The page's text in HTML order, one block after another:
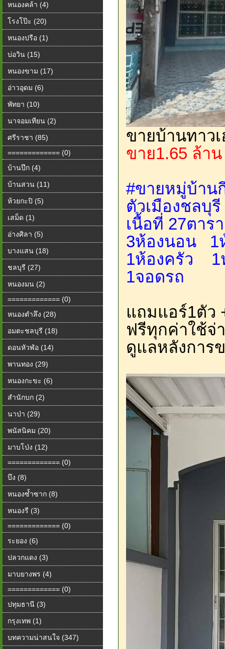
หนองคล้า (4)
โรงโป๊ะ (20)
หนองปรือ (1)
บ่อวิน (15)
หนองขาม (17)
อ่าวอุดม (6)
พัทยา (10)
นาจอมเทียน (2)
ศรีราชา (85)
============= (0)
บ้านปึก (4)
บ้านสวน (11)
ห้วยกะปิ (5)
เสม็ด (1)
อ่างศิลา (5)
บางแสน (18)
ชลบุรี (27)
หนองมน (2)
============= (0)
หนองตำลึง (28)
อมตะชลบุรี (18)
ดอนหัวฬ่อ (14)
พานทอง (29)
หนองกะขะ (6)
สำนักบก (2)
นาป่า (29)
พนัสนิคม (20)
มาบโป่ง (12)
============= (0)
บึง (8)
หนองซ้ำซาก (8)
หนองรี (3)
============= (0)
ระยอง (6)
ปลวกแดง (3)
มาบยางพร (4)
============= (0)
ปทุมธานี (3)
กรุงเทพ (1)
บทความน่าสนใจ (347)
ขายบ้านทาว
ขาย1.65 ล้า
#ขายหมู่บ้าน
ตัวเมืองชลบุรี
เนื้อที่ 27ตาร
3ห้องนอน 1
1ห้องครัว 1
1จอดรถ
แถมแอร์1ตัว
ฟรีทุกค่าใช้จ่
ดูแลหลังการ